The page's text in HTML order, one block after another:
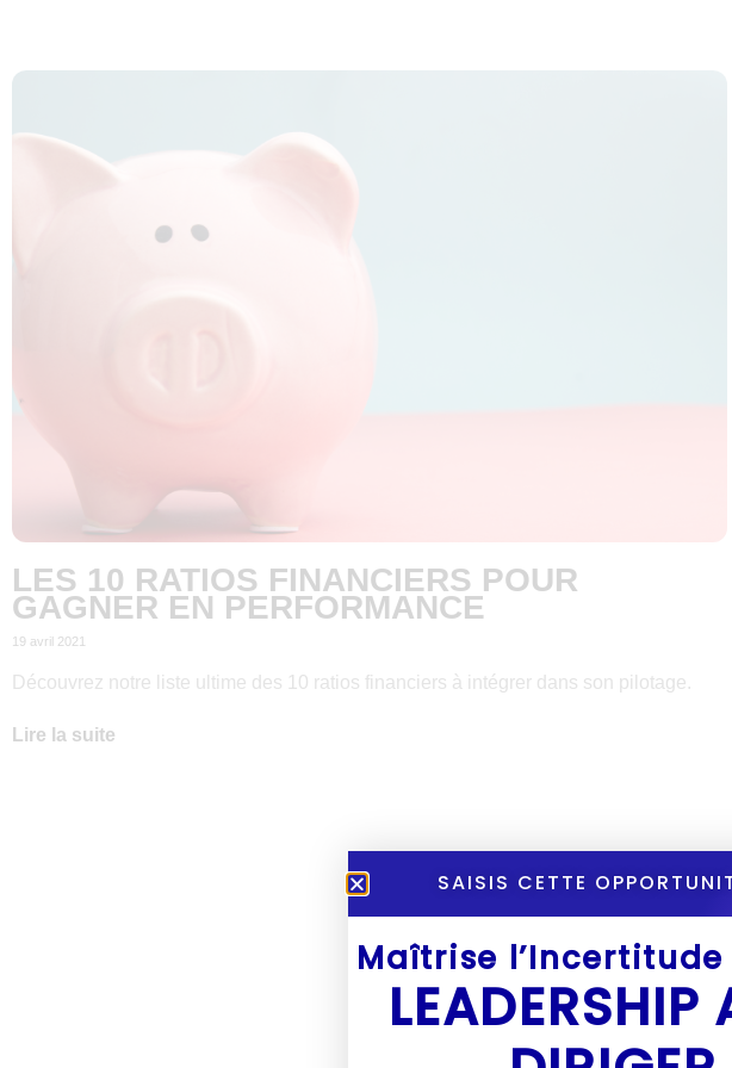
LES 10 RATIOS FINANCIERS POUR
GAGNER EN PERFORMANCE
19 avril 2021
Découvrez notre liste ultime des 10 ratios financiers à intégrer dans son pilotage.
Lire la suite
Il n'y a
SAISIS CETTE
Maîtrise